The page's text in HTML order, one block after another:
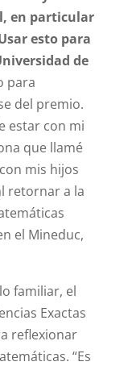
en particular
esto para
de
para
del premio.
estar con mi
que llamé
mis hijos
retornar a la
el Mineduc,
familiar, el
Exactas
reflexionar
“Es